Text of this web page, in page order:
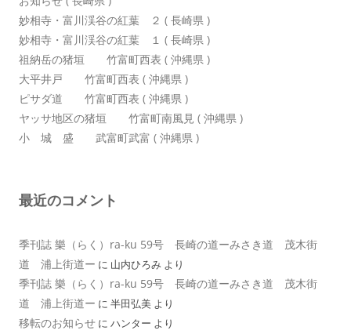
妙相寺・富川渓谷の紅葉 ２ ( 長崎県 )
妙相寺・富川渓谷の紅葉 １ ( 長崎県 )
祖納岳の猪垣 竹富町西表 ( 沖縄県 )
大平井戸 竹富町西表 ( 沖縄県 )
ピサダ道 竹富町西表 ( 沖縄県 )
ヤッサ地区の猪垣 竹富町南風見 ( 沖縄県 )
小 城 盛 武富町武富 ( 沖縄県 )
最近のコメント
季刊誌 樂（らく）ra-ku 59号 長崎の道ーみさき道 茂木街
道 浦上街道ー に 山内ひろみ より
季刊誌 樂（らく）ra-ku 59号 長崎の道ーみさき道 茂木街
道 浦上街道ー に 半田弘美 より
移転のお知らせ に ハンター より